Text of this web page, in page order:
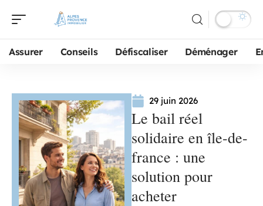
Assurer Conseils Défiscaliser Déménager
29 juin 2026
Le bail réel
solidaire en île-de-
france : une
solution pour
acheter